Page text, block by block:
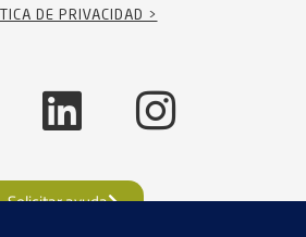
DE PRIVACIDAD >
Solicitar ayuda